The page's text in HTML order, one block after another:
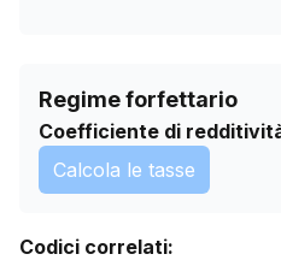
Regime forfettario
Coefficiente di
Calcola le tasse
Codici correlati: